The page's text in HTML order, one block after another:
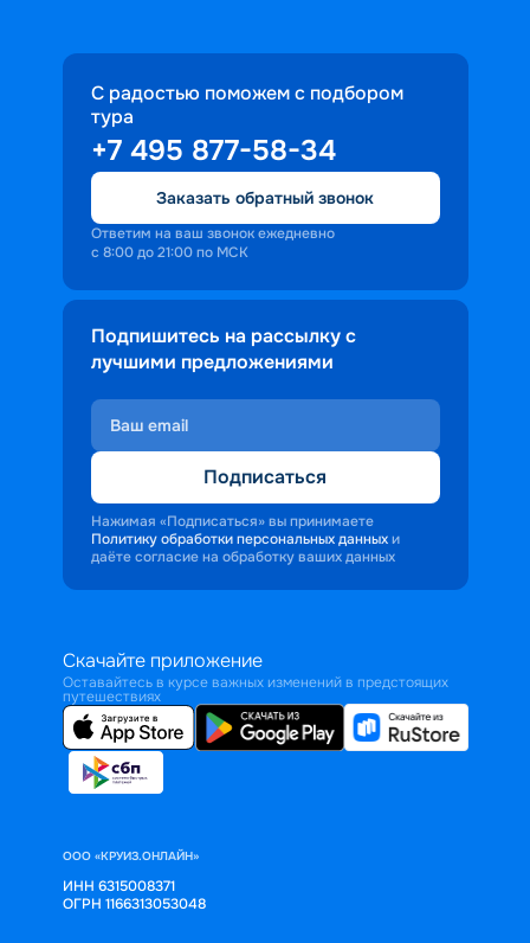
С радостью поможем с подбором
тура
+7 495 877-58-34
Заказать обратный звонок
Ответим на ваш звонок ежедневно
с 8:00 до 21:00 по МСК
Подпишитесь на рассылку с
лучшими предложениями
Подписаться
Нажимая «Подписаться» вы принимаете
Политику обработки персональных данных и
даёте согласие на обработку ваших данных
Скачайте приложение
Оставайтесь в курсе важных изменений в предстоящих
путешествиях
ООО «КРУИЗ.ОНЛАЙН»
ИНН 6315008371
ОГРН 1166313053048